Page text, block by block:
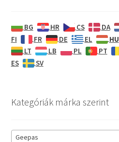
BG HR CS DA
FI
FR DE EL HU
LT
LB PL PT
ES
SV
Kategóriák márka szerint
Geepas